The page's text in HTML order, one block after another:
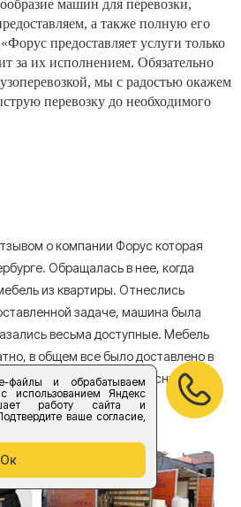
файлы и обрабатываем
использованием Яндекс
работу сайта и
ваше согласие,
Ок
машин для перевозки,
а также полную его
предоставляет услуги только
за их исполнением. Обязательно
мы с радостью окажем
перевозку до необходимого
о компании Форус которая
Обращалась в нее, когда
из квартиры. Отнеслись
задаче, машина была
весьма доступные. Мебель
в общем все было доставлено в
компании за прекрасную